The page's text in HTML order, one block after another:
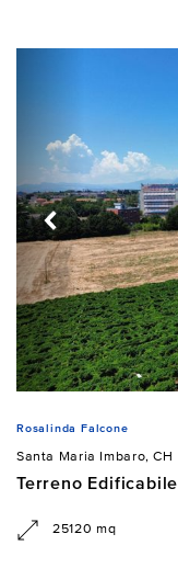
Rosalinda Falcone
Santa Maria Imbaro, CH
Terreno Edificabile
25120 mq